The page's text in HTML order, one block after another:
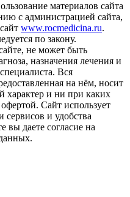
материалов сайта
с администрацией сайта,
www.rocmedicina.ru.
по закону.
не может быть
назначения лечения и
Вся
на нём, носит
и ни при каких
Сайт использует
и удобства
вы даете согласие на